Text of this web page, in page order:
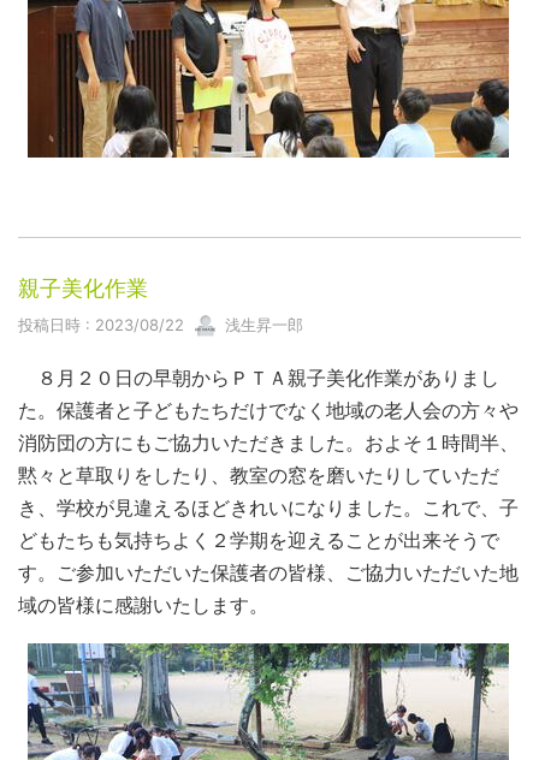
親子美化作業
投稿日時 : 2023/08/22 浅生昇一郎
８月２０日の早朝からＰＴＡ親子美化作業がありまし
た。保護者と子どもたちだけでなく地域の老人会の方々や
消防団の方にもご協力いただきました。およそ１時間半、
黙々と草取りをしたり、教室の窓を磨いたりしていただ
き、学校が見違えるほどきれいになりました。これで、子
どもたちも気持ちよく２学期を迎えることが出来そうで
す。ご参加いただいた保護者の皆様、ご協力いただいた地
域の皆様に感謝いたします。